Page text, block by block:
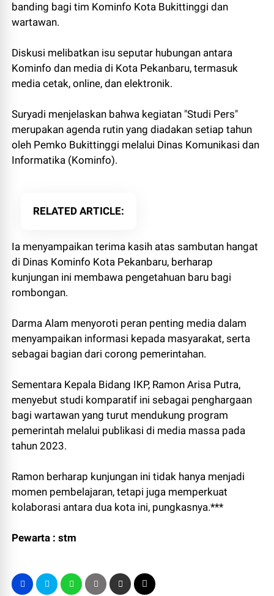
banding bagi tim Kominfo Kota Bukittinggi dan
wartawan.
Diskusi melibatkan isu seputar hubungan antara
Kominfo dan media di Kota Pekanbaru, termasuk
media cetak, online, dan elektronik.
Suryadi menjelaskan bahwa kegiatan "Studi Pers"
merupakan agenda rutin yang diadakan setiap tahun
oleh Pemko Bukittinggi melalui Dinas Komunikasi dan
Informatika (Kominfo).
RELATED ARTICLE
Ia menyampaikan terima kasih atas sambutan hangat
di Dinas Kominfo Kota Pekanbaru, berharap
kunjungan ini membawa pengetahuan baru bagi
rombongan.
Darma Alam menyoroti peran penting media dalam
menyampaikan informasi kepada masyarakat, serta
sebagai bagian dari corong pemerintahan.
Sementara Kepala Bidang IKP, Ramon Arisa Putra,
menyebut studi komparatif ini sebagai penghargaan
bagi wartawan yang turut mendukung program
pemerintah melalui publikasi di media massa pada
tahun 2023.
Ramon berharap kunjungan ini tidak hanya menjadi
momen pembelajaran, tetapi juga memperkuat
kolaborasi antara dua kota ini, pungkasnya.***
Pewarta : stm